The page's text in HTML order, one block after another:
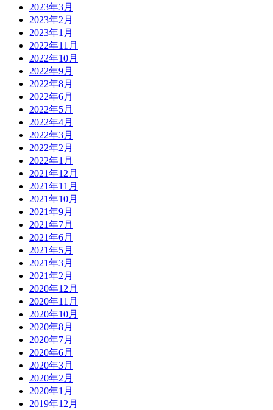
2023年3月
2023年2月
2023年1月
2022年11月
2022年10月
2022年9月
2022年8月
2022年6月
2022年5月
2022年4月
2022年3月
2022年2月
2022年1月
2021年12月
2021年11月
2021年10月
2021年9月
2021年7月
2021年6月
2021年5月
2021年3月
2021年2月
2020年12月
2020年11月
2020年10月
2020年8月
2020年7月
2020年6月
2020年3月
2020年2月
2020年1月
2019年12月